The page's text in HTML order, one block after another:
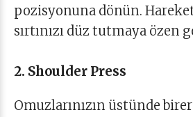
pozisyonuna dönün.
sırtınızı düz tutmaya özen
2. Shoulder Press
Omuzlarınızın üstünde